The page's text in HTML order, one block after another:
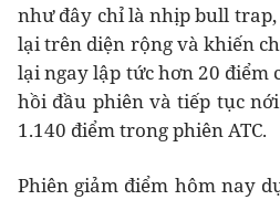
như đây chỉ là nhịp bull
lại trên diện rộng và khiến
lại ngay lập tức hơn 20 điểm
hồi đầu phiên và tiếp tục
1.140 điểm trong phiên ATC.
Phiên giảm điểm hôm nay